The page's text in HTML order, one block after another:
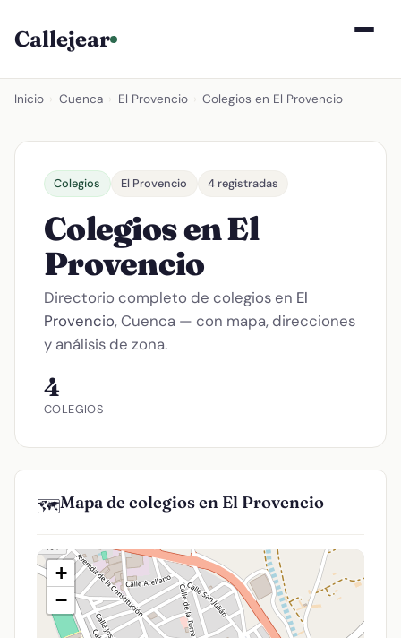
Callejear
Inicio Cuenca El Provencio Colegios en El Provencio
Colegios El Provencio 4 registradas
Colegios en El
Provencio
Directorio completo de colegios en El
Provencio, Cuenca — con mapa, direcciones
y análisis de zona.
4
COLEGIOS
🗺️Mapa de colegios en El Provencio
+
−